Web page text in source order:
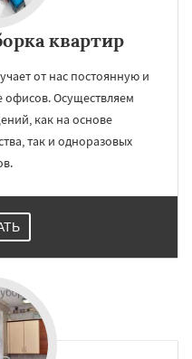
квартир
от нас постоянную и
офисов. Осуществляем
как на основе
так и одноразовых